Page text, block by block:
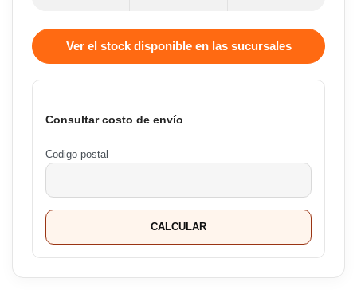
Ver el stock disponible en las sucursales
Consultar costo de envío
Codigo postal
CALCULAR